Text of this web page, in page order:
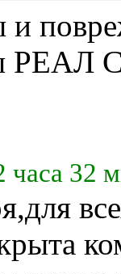
часа 32